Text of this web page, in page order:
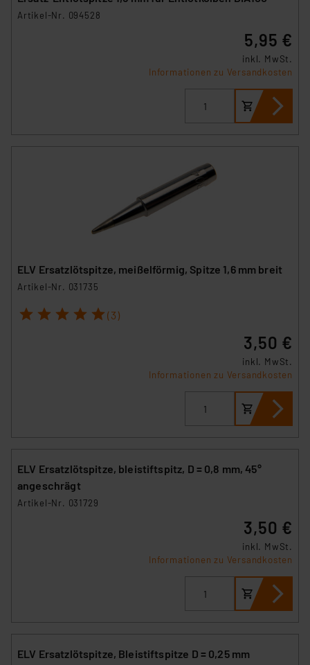
Artikel-Nr. 094528
5,95 €
inkl. MwSt.
Informationen zu Versandkosten
ELV Ersatzlötspitze, meißelförmig, Spitze 1,6 mm breit
Artikel-Nr. 031735
1 2 3 4 5 (3)
3,50 €
inkl. MwSt.
Informationen zu Versandkosten
ELV Ersatzlötspitze, bleistiftspitz, D = 0,8 mm, 45°
angeschrägt
Artikel-Nr. 031729
3,50 €
inkl. MwSt.
Informationen zu Versandkosten
ELV Ersatzlötspitze, Bleistiftspitze D = 0,25 mm